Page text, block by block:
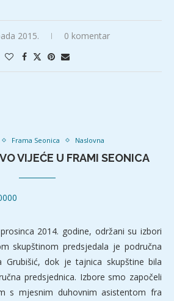
2015. 0 komentar
Frama Seonica Naslovna
VIJEĆE U FRAMI SEONICA
2014. godine, održani su izbori
skupštinom predsjedala je područna
Grubišić, dok je tajnica skupštine bila
predsjednica. Izbore smo započeli
s mjesnim duhovnim asistentom fra